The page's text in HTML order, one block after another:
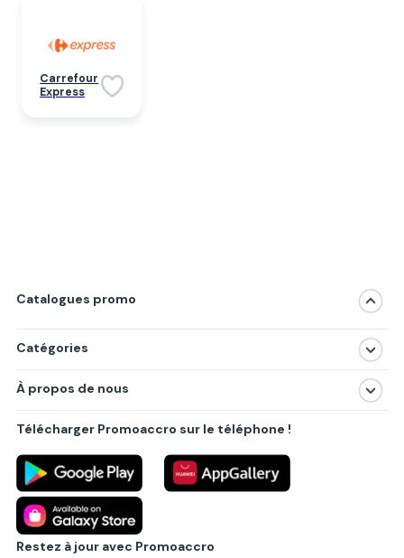
Carrefour
Express
Catalogues promo
Catégories
Produits
Villes principales
À propos de nous
Politique de confidentialité
Règlements
Partenariat B2B
Blog
Contact
Télécharger Promoaccro sur le téléphone !
Restez à jour avec Promoaccro